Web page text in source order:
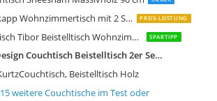
Couchtisch Nordkapp Wohnzimmertisch mit 2 Schiebetüren PREIS-LEISTUNG
IDIMEX Couchtisch Tibor Beistelltisch Wohnzimmertisch Sofatisch Stubentisch SPARTIPP
DuNord Design Couchtisch Beistelltisch 2er Set Stage Weiss Hochglanz Chrom
Beistelltisch Holz
15weitereCouchtischeim Test oder